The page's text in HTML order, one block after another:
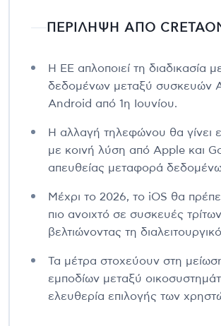
ΠΕΡΙΛΗΨΗ ΑΠΟ
Η ΕΕ απλοποιεί τη διαδικασία
δεδομένων μεταξύ συσκευών
Android από 1η Ιουνίου.
Η αλλαγή τηλεφώνου θα γίνει
με κοινή λύση από Apple και
απευθείας μεταφορά
Μέχρι το 2026, το iOS θα
πιο ανοιχτό σε συσκευές
βελτιώνοντας τη
Τα μέτρα στοχεύουν στη
εμποδίων μεταξύ
ελευθερία επιλογής των